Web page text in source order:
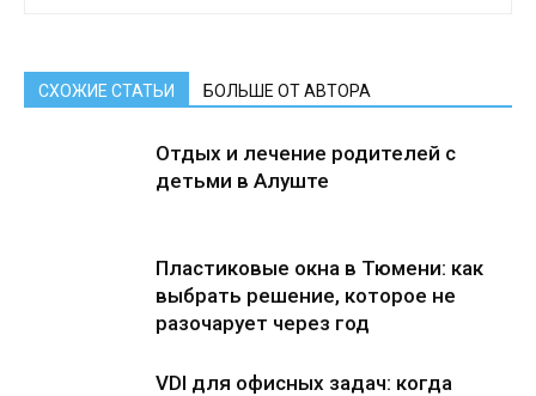
СХОЖИЕ СТАТЬИ БОЛЬШЕ ОТ АВТОРА
Отдых и лечение родителей с
детьми в Алуште
Пластиковые окна в Тюмени: как
выбрать решение, которое не
разочарует через год
VDI для офисных задач: когда